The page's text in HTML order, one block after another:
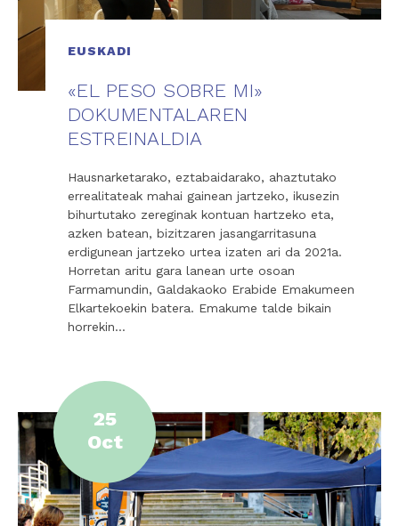
EUSKADI
«EL PESO SOBRE MI»
DOKUMENTALAREN
ESTREINALDIA
Hausnarketarako, eztabaidarako, ahaztutako
errealitateak mahai gainean jartzeko, ikusezin
bihurtutako zereginak kontuan hartzeko eta,
azken batean, bizitzaren jasangarritasuna
erdigunean jartzeko urtea izaten ari da 2021a.
Horretan aritu gara lanean urte osoan
Farmamundin, Galdakaoko Erabide Emakumeen
Elkartekoekin batera. Emakume talde bikain
horrekin…
25
Oct